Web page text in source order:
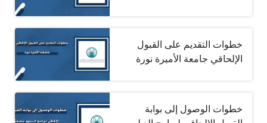
خطوات التقديم على القبول
الإلحاقي جامعة الأميرة نورة
خطوات الوصول إلى بوابة